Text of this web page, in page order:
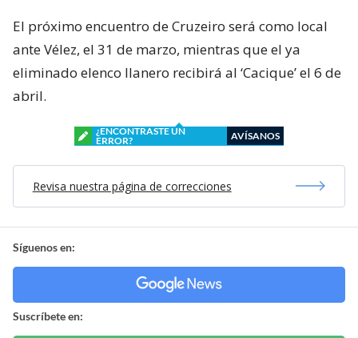
El próximo encuentro de Cruzeiro será como local
ante Vélez, el 31 de marzo, mientras que el ya
eliminado elenco llanero recibirá al ‘Cacique’ el 6 de
abril.
¿ENCONTRASTE UN
ERROR?
AVÍSANOS
Revisa nuestra página de correcciones
Síguenos en:
Suscríbete en: